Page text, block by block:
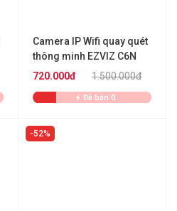
Camera IP Wifi quay quét
thông minh EZVIZ C6N
4MP
1.500.000đ
720.000đ
Đã bán 0
52%